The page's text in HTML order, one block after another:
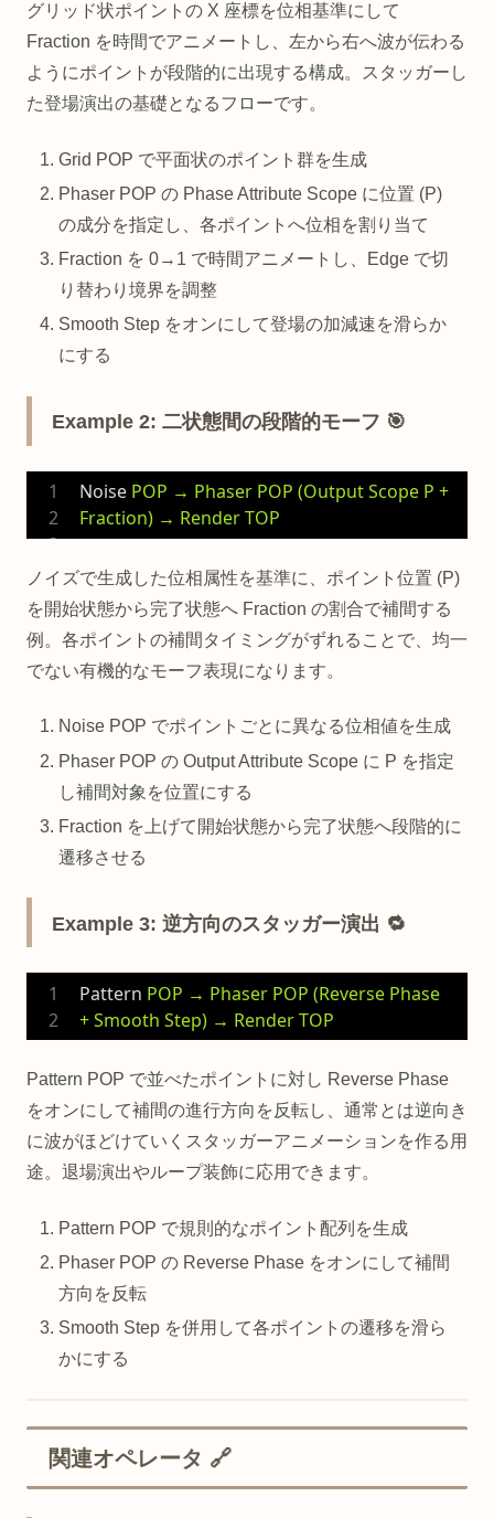
グリッド状ポイントの X 座標を位相基準にして
Fraction を時間でアニメートし、左から右へ波が伝わる
ようにポイントが段階的に出現する構成。スタッガーし
た登場演出の基礎となるフローです。
Grid POP で平面状のポイント群を生成
Phaser POP の Phase Attribute Scope に位置 (P)
の成分を指定し、各ポイントへ位相を割り当て
Fraction を 0→1 で時間アニメートし、Edge で切
り替わり境界を調整
Smooth Step をオンにして登場の加減速を滑らか
にする
Example 2: 二状態間の段階的モーフ 🎯
Noise POP → Phaser POP (Output Scope P +
Fraction) → Render TOP
ノイズで生成した位相属性を基準に、ポイント位置 (P)
を開始状態から完了状態へ Fraction の割合で補間する
例。各ポイントの補間タイミングがずれることで、均一
でない有機的なモーフ表現になります。
Noise POP でポイントごとに異なる位相値を生成
Phaser POP の Output Attribute Scope に P を指定
し補間対象を位置にする
Fraction を上げて開始状態から完了状態へ段階的に
遷移させる
Example 3: 逆方向のスタッガー演出 🔁
Pattern POP → Phaser POP (Reverse Phase
+ Smooth Step) → Render TOP
Pattern POP で並べたポイントに対し Reverse Phase
をオンにして補間の進行方向を反転し、通常とは逆向き
に波がほどけていくスタッガーアニメーションを作る用
途。退場演出やループ装飾に応用できます。
Pattern POP で規則的なポイント配列を生成
Phaser POP の Reverse Phase をオンにして補間
方向を反転
Smooth Step を併用して各ポイントの遷移を滑ら
かにする
関連オペレータ 🔗